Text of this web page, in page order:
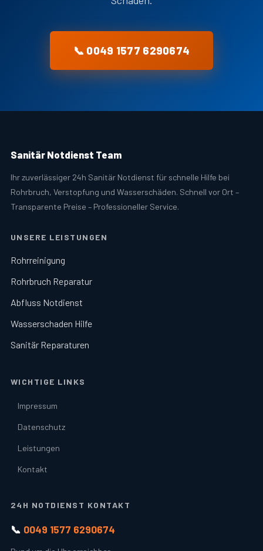
📞 0049 1577 6290674
Sanitär Notdienst Team
Ihr zuverlässiger 24h Sanitär Notdienst für schnelle Hilfe bei
Rohrbruch, Verstopfung und Wasserschäden. Schnell vor Ort –
Transparente Preise – Professioneller Service.
UNSERE LEISTUNGEN
Rohrreinigung
Rohrbruch Reparatur
Abfluss Notdienst
Wasserschaden Hilfe
Sanitär Reparaturen
WICHTIGE LINKS
Impressum
Datenschutz
Leistungen
Kontakt
24H NOTDIENST KONTAKT
📞 0049 1577 6290674